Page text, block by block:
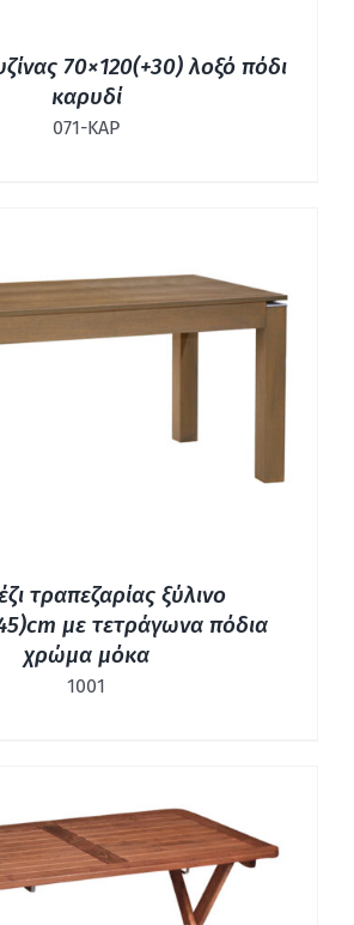
70×120(+30) λοξό πόδι
καρυδί
071-ΚΑΡ
τραπεζαρίας ξύλινο
με τετράγωνα πόδια
χρώμα μόκα
1001